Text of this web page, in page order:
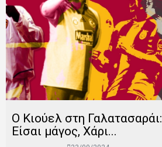
Ο Κιούελ στη Γαλατασαράι:
Είσαι μάγος, Χάρι...